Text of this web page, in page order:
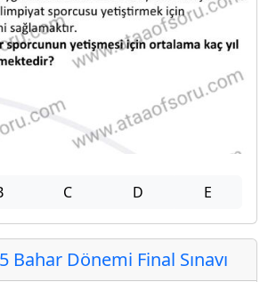
C D E
Bahar Dönemi Final Sınavı